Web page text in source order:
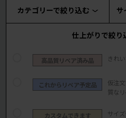
カテゴリーで絞り込む サ
仕上がりで絞り
高品質リペア済み品 きれ
これからリペア予定品
仮注
質な
カスタムできます
サイ